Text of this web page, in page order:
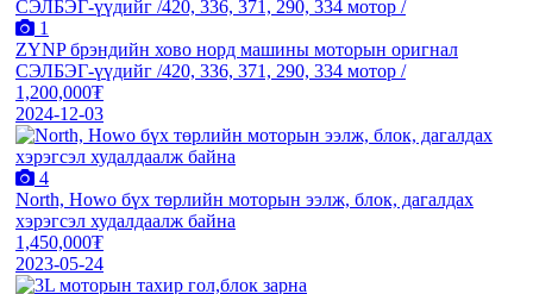
1
ZYNP брэндийн хово норд машины моторын оригнал
СЭЛБЭГ-үүдийг /420, 336, 371, 290, 334 мотор /
1,200,000₮
2024-12-03
4
North, Howo бүх төрлийн моторын ээлж, блок, дагалдах
хэрэгсэл худалдаалж байна
1,450,000₮
2023-05-24